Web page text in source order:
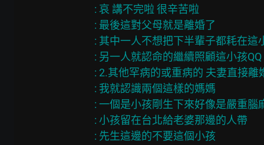
: 哀 講不完啦 很辛苦啦
: 最後這對父母就是離婚了
: 其中一人不想把下半輩子都耗在這
: 另一人就認命的繼續照顧這小孩QQ
: 2.其他罕病的或重病的 夫妻直接離
: 我就認識兩個這樣的媽媽
: 一個是小孩剛生下來好像是嚴重腦
: 小孩留在台北給老婆那邊的人帶
: 先生這邊的不要這個小孩